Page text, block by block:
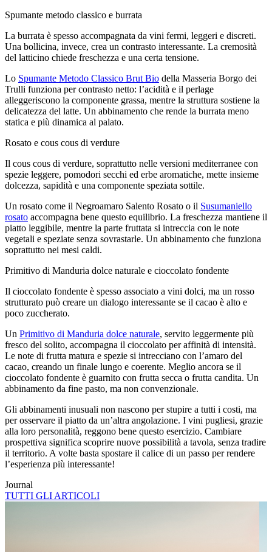
Spumante metodo classico e burrata
La burrata è spesso accompagnata da vini fermi, leggeri e discreti.
Una bollicina, invece, crea un contrasto interessante. La cremosità
del latticino chiede freschezza e una certa tensione.
Lo Spumante Metodo Classico Brut Bio della Masseria Borgo dei
Trulli funziona per contrasto netto: l’acidità e il perlage
alleggeriscono la componente grassa, mentre la struttura sostiene la
delicatezza del latte. Un abbinamento che rende la burrata meno
statica e più dinamica al palato.
Rosato e cous cous di verdure
Il cous cous di verdure, soprattutto nelle versioni mediterranee con
spezie leggere, pomodori secchi ed erbe aromatiche, mette insieme
dolcezza, sapidità e una componente speziata sottile.
Un rosato come il Negroamaro Salento Rosato o il Susumaniello
rosato accompagna bene questo equilibrio. La freschezza mantiene il
piatto leggibile, mentre la parte fruttata si intreccia con le note
vegetali e speziate senza sovrastarle. Un abbinamento che funziona
soprattutto nei mesi caldi.
Primitivo di Manduria dolce naturale e cioccolato fondente
Il cioccolato fondente è spesso associato a vini dolci, ma un rosso
strutturato può creare un dialogo interessante se il cacao è alto e
poco zuccherato.
Un Primitivo di Manduria dolce naturale, servito leggermente più
fresco del solito, accompagna il cioccolato per affinità di intensità.
Le note di frutta matura e spezie si intrecciano con l’amaro del
cacao, creando un finale lungo e coerente. Meglio ancora se il
cioccolato fondente è guarnito con frutta secca o frutta candita. Un
abbinamento da fine pasto, ma non convenzionale.
Gli abbinamenti inusuali non nascono per stupire a tutti i costi, ma
per osservare il piatto da un’altra angolazione. I vini pugliesi, grazie
alla loro personalità, reggono bene questo esercizio. Cambiare
prospettiva significa scoprire nuove possibilità a tavola, senza tradire
il territorio. A volte basta spostare il calice di un passo per rendere
l’esperienza più interessante!
Journal
TUTTI GLI ARTICOLI